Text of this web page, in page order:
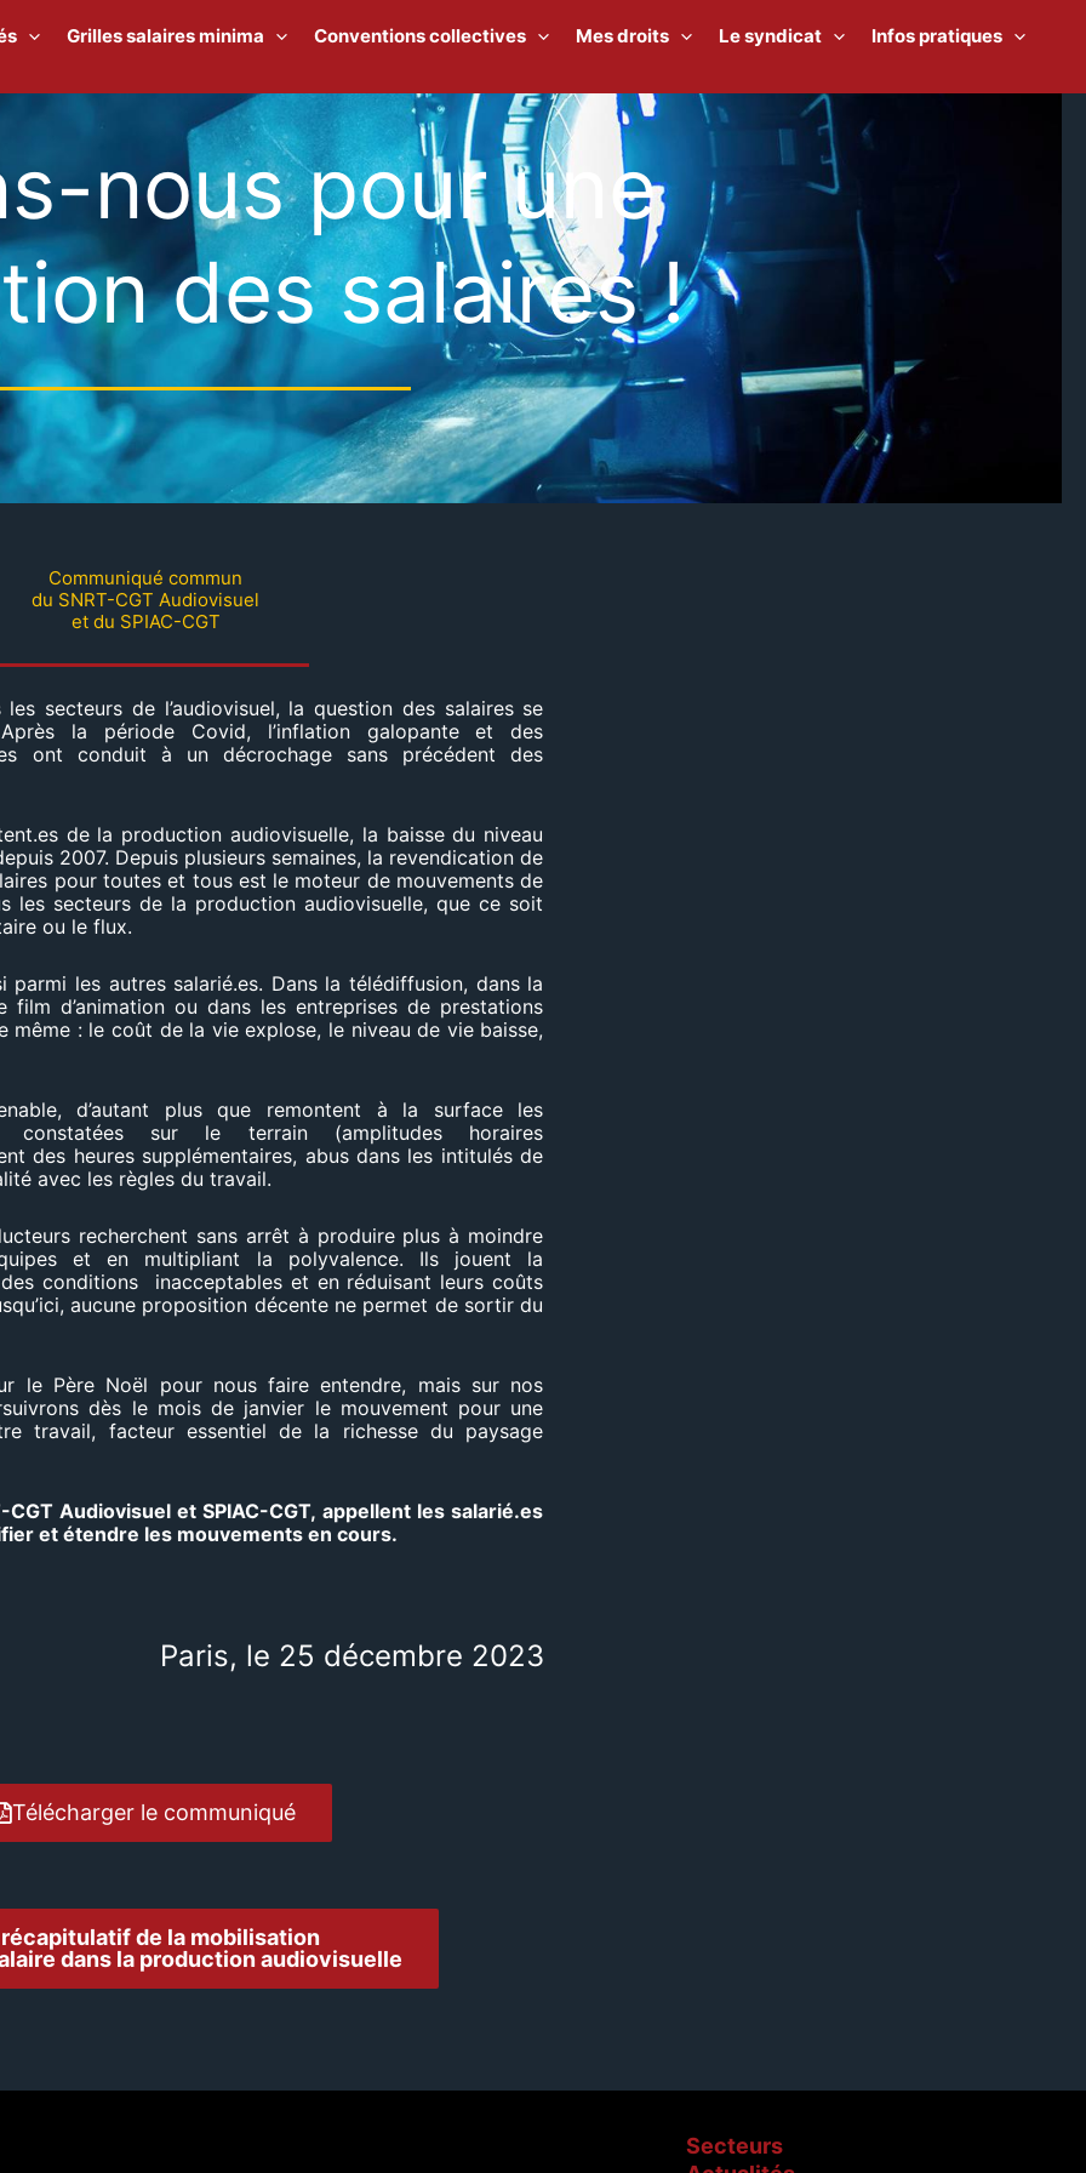
Grilles salaires minima Conventions collectives Mes droits Le syndicat
Infos pratiques
nous pour une
des salaires !
Communiqué commun
du SNRT-CGT Audiovisuel
et du SPIAC-CGT
secteurs de l’audiovisuel, la question des salaires se
la période Covid, l’inflation galopante et des
ont conduit à un décrochage sans précédent des
de la production audiovisuelle, la baisse du niveau
2007. Depuis plusieurs semaines, la revendication de
pour toutes et tous est le moteur de mouvements de
les secteurs de la production audiovisuelle, que ce soit
ou le flux.
parmi les autres salarié.es. Dans la télédiffusion, dans la
film d’animation ou dans les entreprises de prestations
même : le coût de la vie explose, le niveau de vie baisse,
d’autant plus que remontent à la surface les
constatées sur le terrain (amplitudes horaires
des heures supplémentaires, abus dans les intitulés de
avec les règles du travail.
recherchent sans arrêt à produire plus à moindre
et en multipliant la polyvalence. Ils jouent la
conditions inacceptables et en réduisant leurs coûts
aucune proposition décente ne permet de sortir du
le Père Noël pour nous faire entendre, mais sur nos
dès le mois de janvier le mouvement pour une
travail, facteur essentiel de la richesse du paysage
CGT Audiovisuel et SPIAC-CGT, appellent les salarié.es
et étendre les mouvements en cours.
Paris, le 25 décembre 2023
Télécharger le communiqué
récapitulatif de la mobilisation
dans la production audiovisuelle
Secteurs